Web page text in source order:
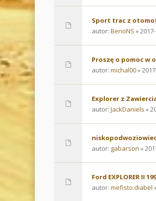
Sport trac z
autor: BenoNS »
Proszę o pomoc w
autor: michal00»
Explorer z
autor: JackDaniels »
autor: gabarson »
Ford EXPLORER II
autor: mefisto.diabel